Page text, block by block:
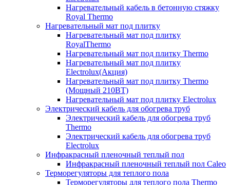
Нагревательный кабель в бетонную стяжку
Royal Thermo
Нагревательный мат под плитку
Нагревательный мат под плитку
RoyalThermo
Нагревательный мат под плитку Thermo
Нагревательный мат под плитку
Electrolux(Акция)
Нагревательный мат под плитку Thermo
(Мощный 210ВТ)
Нагревательный мат под плитку Electrolux
Электрический кабель для обогрева труб
Электрический кабель для обогрева труб
Thermo
Электрический кабель для обогрева труб
Electrolux
Инфракрасный пленочный теплый пол
Инфракрасный пленочный теплый пол Caleo
Терморегуляторы для теплого пола
Терморегуляторы для теплого пола Thermo